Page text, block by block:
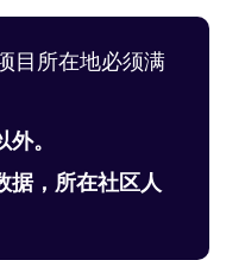
目所在地必须满
。
据，所在社区人